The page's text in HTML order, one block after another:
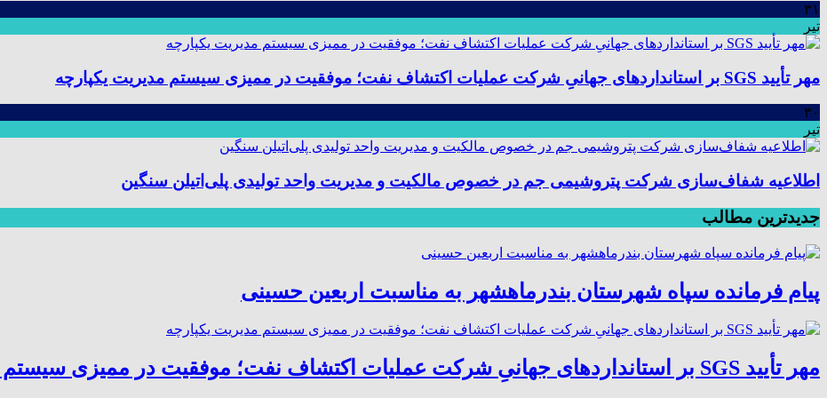
۳۱
تیر
مهر تأیید SGS بر استانداردهای جهانیِ شرکت عملیات اکتشاف نفت؛ موفقیت در ممیزی سیستم مدیریت یکپارچه
۳۰
تیر
اطلاعیه شفاف‌سازی شرکت پتروشیمی جم در خصوص مالکیت و مدیریت واحد تولیدی پلی‌اتیلن سنگین
جدیدترین مطالب
پیام فرمانده سپاه شهرستان بندرماهشهر به مناسبت اربعین حسینی
مهر تأیید SGS بر استانداردهای جهانیِ شرکت عملیات اکتشاف نفت؛ موفقیت در ممیزی سیستم مدیریت یکپارچه